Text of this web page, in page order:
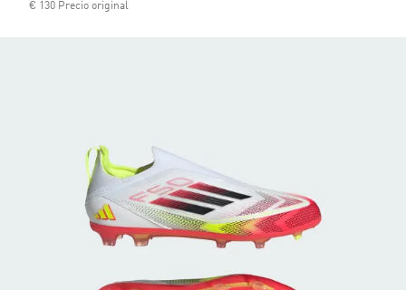
€ 130 Precio original